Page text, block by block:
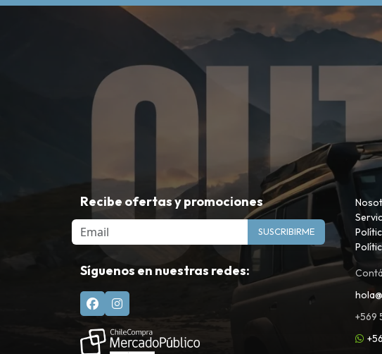
Recibe ofertas y promociones
Email SUSCRIBIRME
Síguenos en nuestras redes:
+569